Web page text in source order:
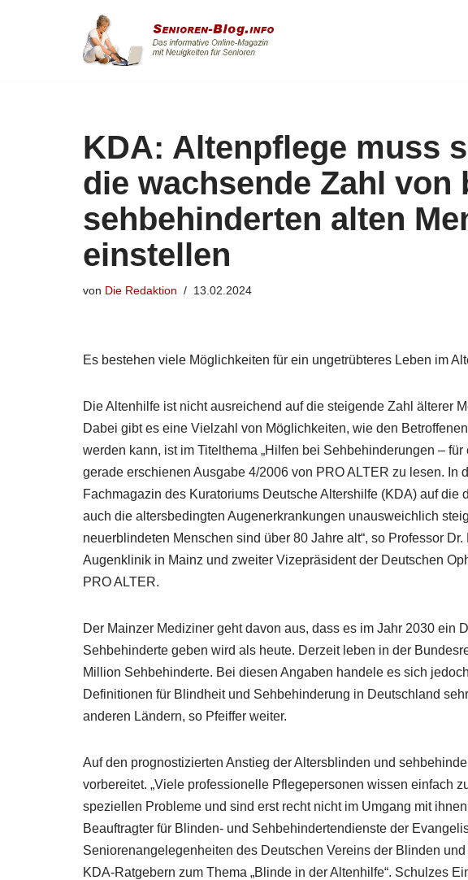
KDA: Altenpflege muss
die wachsende Zahl von
sehbehinderten alten
einstellen
von Die Redaktion 13.02.2024
Es bestehen viele Möglichkeiten für ein ungetrübteres Leben im
Die Altenhilfe ist nicht ausreichend auf die steigende Zahl älterer
Dabei gibt es eine Vielzahl von Möglichkeiten, wie den
werden kann, ist im Titelthema „Hilfen bei Sehbehinderungen –
gerade erschienen Ausgabe 4/2006 von PRO ALTER zu lesen. In
Fachmagazin des Kuratoriums Deutsche Altershilfe (KDA) auf
auch die altersbedingten Augenerkrankungen unausweichlich
neuerblindeten Menschen sind über 80 Jahre alt“, so Professor
Augenklinik in Mainz und zweiter Vizepräsident der Deutschen
PRO ALTER.
Der Mainzer Mediziner geht davon aus, dass es im Jahr 2030 ein
Sehbehinderte geben wird als heute. Derzeit leben in der
Million Sehbehinderte. Bei diesen Angaben handele es sich
Definitionen für Blindheit und Sehbehinderung in Deutschland
anderen Ländern, so Pfeiffer weiter.
Auf den prognostizierten Anstieg der Altersblinden und
vorbereitet. „Viele professionelle Pflegepersonen wissen einfach
speziellen Probleme und sind erst recht nicht im Umgang mit
Beauftragter für Blinden- und Sehbehindertendienste der
Seniorenangelegenheiten des Deutschen Vereins der Blinden
KDA-Ratgebern zum Thema „Blinde in der Altenhilfe“. Schulzes